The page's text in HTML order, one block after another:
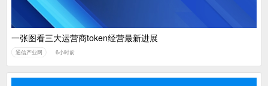
一张图看三大运营商token经营最新进展
通信产业网 6小时前